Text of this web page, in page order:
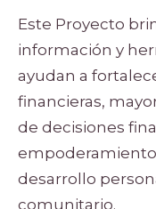
Este Proyecto
información y
ayudan a
financieras,
de decisiones
desarrollo
comunitario.